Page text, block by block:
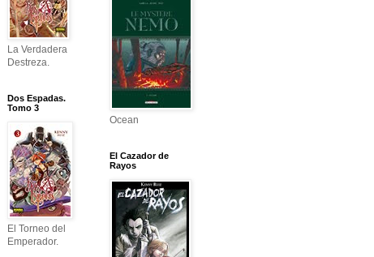
La Verdadera
Destreza.
Dos Espadas.
Tomo 3
El Torneo del
Emperador.
Ocean
El Cazador de
Rayos